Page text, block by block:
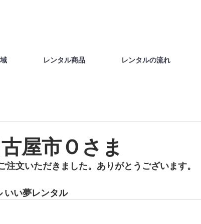
レンタル商品 レンタルの流れ
屋市Ｏさま
注文いただきました。ありがとうございます。
いい夢レンタル